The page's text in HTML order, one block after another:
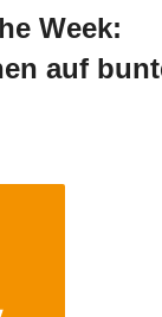
Week:
auf